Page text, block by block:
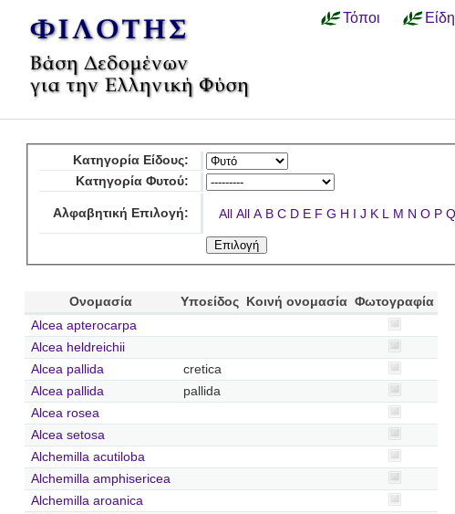
Τόποι Είδη
Κατηγορία Είδους:
Κατηγορία Φυτού:
Αλφαβητική Επιλογή: All All A B C D E F G H I J K L M N O P Q
Ονομασία Υποείδος Κοινή ονομασία Φωτογραφία
Alcea apterocarpa
Alcea heldreichii
Alcea pallida
cretica
Alcea pallida
pallida
Alcea rosea
Alcea setosa
Alchemilla acutiloba
Alchemilla amphisericea
Alchemilla aroanica